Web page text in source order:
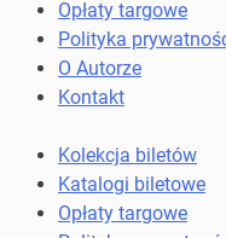
komunikacji
miejskiej
kolejowych
Opłaty targowe
Polityka
O Autorze
Kontakt
Kolekcja biletów
Katalogi biletowe
Opłaty targowe